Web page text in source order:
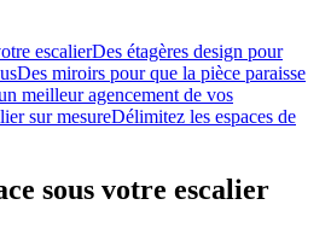
escalierDes étagères design pour
Des miroirs pour que la pièce paraisse
meilleur agencement de vos
sur mesureDélimitez les espaces de
sous votre escalier